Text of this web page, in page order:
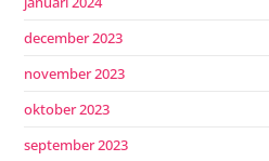
december 2023
november 2023
oktober 2023
september 2023